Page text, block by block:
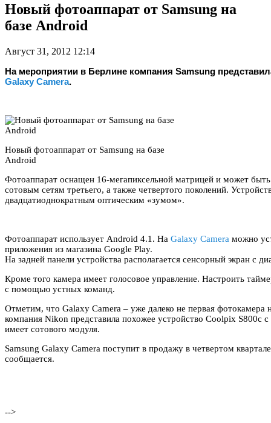
Новый фотоаппарат от Samsung на
базе Android
Август 31, 2012 12:14
На мероприятии в Берлине компания Samsung
Galaxy Camera.
Новый фотоаппарат от Samsung на базе
Android
Фотоаппарат оснащен 16-мегапиксельной матрицей и может
сотовым сетям третьего, а также четвертого поколений.
двадцатиоднократным оптическим «зумом».
Фотоаппарат использует Android 4.1. На Galaxy Camera можно
приложения из магазина Google Play.
На задней панели устройства располагается сенсорный экран с
Кроме того камера имеет голосовое управление. Настроить
с помощью устных команд.
Отметим, что Galaxy Camera – уже далеко не первая фотокамера
компания Nikon представила похожее устройство Coolpix S800c
имеет сотового модуля.
Samsung Galaxy Camera поступит в продажу в четвертом
сообщается.
-->